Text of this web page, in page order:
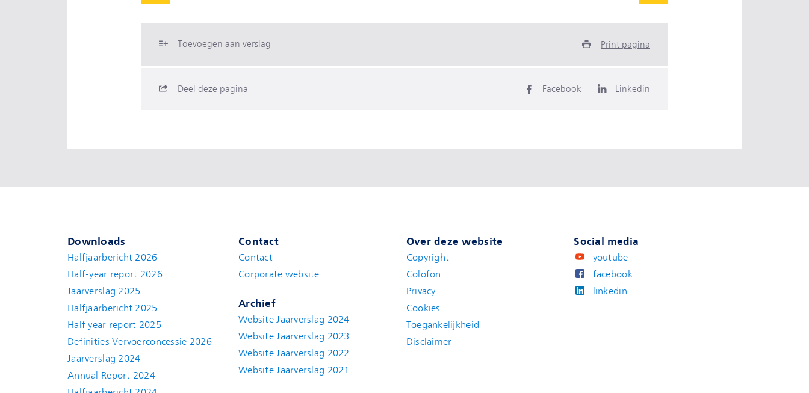
Toevoegen aan verslag Print pagina
Deel deze pagina Facebook Linkedin
Downloads
Halfjaarbericht 2026
Half-year report 2026
Jaarverslag 2025
Halfjaarbericht 2025
Half year report 2025
Definities Vervoerconcessie 2026
Jaarverslag 2024
Annual Report 2024
Contact
Contact(new window)
Corporate website
Archief
Website Jaarverslag 2024
Website Jaarverslag 2023
Website Jaarverslag 2022
Website Jaarverslag 2021
Over deze website
Copyright
Colofon
Privacy
Cookies
Toegankelijkheid
Disclaimer
Social media
youtube
facebook
linkedin